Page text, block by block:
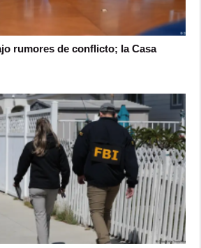
rumores de conflicto; la Casa